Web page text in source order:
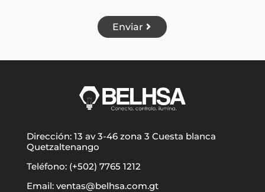
Enviar
Dirección: 13 av 3-46 zona 3 Cuesta blanca
Quetzaltenango
Teléfono: (+502) 7765 1212
Email: ventas@belhsa.com.gt